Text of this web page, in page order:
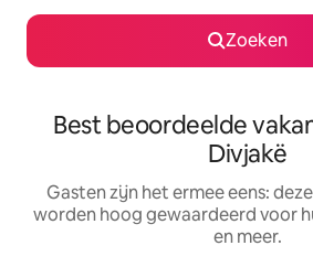
Zoeken
Best beoordeelde
Divjakë
Gasten zijn het ermee eens:
worden hoog gewaardeerd voor
en meer.